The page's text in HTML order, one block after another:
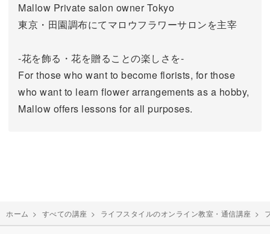
Mallow Private salon owner Tokyo
東京・田園調布にてマロウフラワーサロンを主宰
-花を飾る・花を贈ることの楽しさを-
For those who want to become florists, for those
who want to learn flower arrangements as a hobby,
Mallow offers lessons for all purposes.
ホーム > すべての講座 > ライフスタイルのオンライン教室・通信講座 >